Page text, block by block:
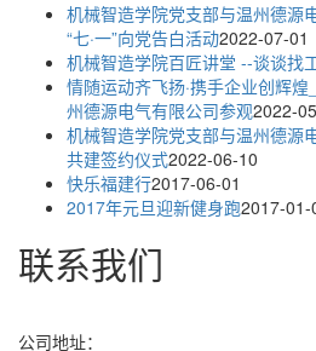
机械智造学院党支部与温州德源
“七·一”向党告白活动2022-07-01
机械智造学院百匠讲堂 --谈谈找
情随运动齐飞扬·携手企业创辉
州德源电气有限公司参观2022-
机械智造学院党支部与温州德源
共建签约仪式2022-06-10
快乐福建行2017-06-01
2017年元旦迎新健身跑2017-01-
联系我们
公司地址：